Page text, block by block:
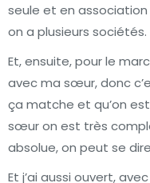
seule et en
on a plusieurs
Et, ensuite, pour le
avec ma sœur, donc
ça matche et qu’on
sœur on est très
absolue, on peut se
Et j’ai aussi ouvert,